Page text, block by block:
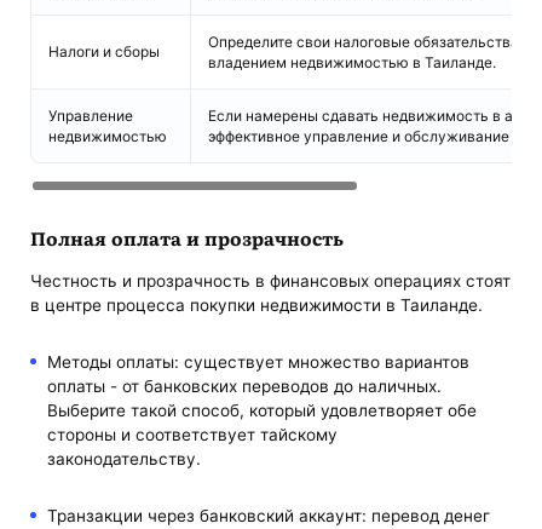
Налоги и сборы
Определите свои налоговые обязательства и
владением недвижимостью в Таиланде.
Управление
недвижимостью
Если намерены сдавать недвижимость в
эффективное управление и обслуживание
Полная оплата и прозрачность
Честность и прозрачность в финансовых операциях стоят
в центре процесса покупки недвижимости в Таиланде.
Методы оплаты: существует множество вариантов
оплаты - от банковских переводов до наличных.
Выберите такой способ, который удовлетворяет обе
стороны и соответствует тайскому
законодательству.
Транзакции через банковский аккаунт: перевод денег